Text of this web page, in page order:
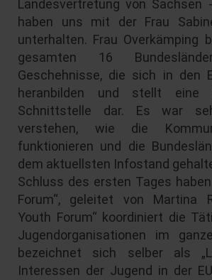
Landesvertretung von Sachsen
haben uns mit der Frau
unterhalten. Frau Overkämping
gesamten 16
Geschehnisse, die sich in den
heranbilden und stellt eine
Schnittstelle dar. Es war
verstehen, wie die
funktionieren und die
dem aktuellsten Infostand
Schluss des ersten Tages
Forum“, geleitet von Martina
Youth Forum“ koordiniert die
Jugendorganisationen im
bezeichnet sich selber als
Interessen der Jugend in der